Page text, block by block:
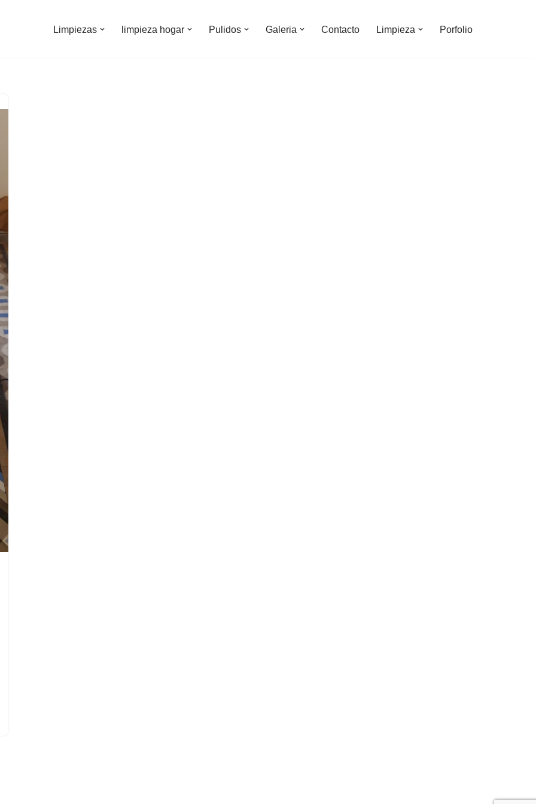
Limpiezas limpieza hogar Pulidos Galeria Contacto Limpieza Porfolio